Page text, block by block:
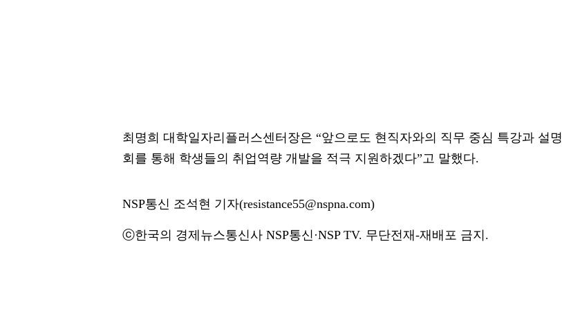
최명희 대학일자리플러스센터장은 “앞으로도 현직자와의 직무 중심 특강과 설명
회를 통해 학생들의 취업역량 개발을 적극 지원하겠다”고 말했다.
NSP통신 조석현 기자(resistance55@nspna.com)
ⓒ한국의 경제뉴스통신사 NSP통신·NSP TV. 무단전재-재배포 금지.